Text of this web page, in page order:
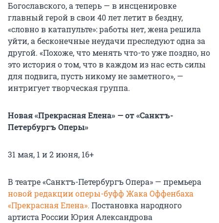
Богославского, а теперь — в инсценировке
главный герой в свои 40 лет летит в бездну,
«словно в катапульте»: работы нет, жена решила
уйти, а бесконечные неудачи преследуют одна за
другой. «Похоже, что менять что-то уже поздно, но
это история о том, что в каждом из нас есть силы
для подвига, пусть никому не заметного», —
интригует творческая группа.
Новая «Прекрасная Елена» — от «Санктъ-
Петербургъ Оперы»
31 мая, 1 и 2 июня, 16+
В театре «Санктъ-Петербургъ Опера» — премьера
новой редакции оперы-буфф Жака Оффенбаха
«Прекрасная Елена». Постановка народного
артиста России Юрия Александрова